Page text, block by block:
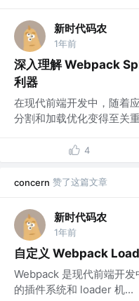
新时代码农
1年前
深入理解 Webpack
利器
在现代前端开发中，随着
分割和加载优化变得至关
4
concern 赞了这篇文章
新时代码农
1年前
自定义 Webpack
Webpack 是现代前端开
的插件系统和 loader 机...